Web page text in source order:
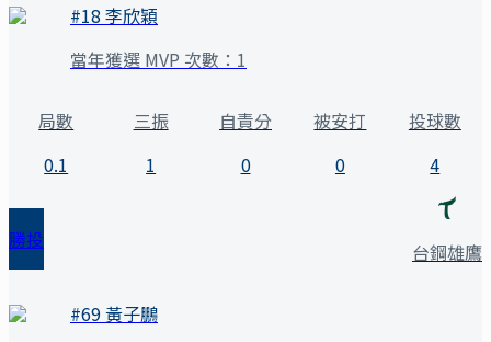
#18 李欣穎
當年獲選 MVP 次數： 1
局數
0.1
三振
1
自責分
0
被安打
0
投球數
4
勝投 台鋼雄鷹
#69黃子鵬